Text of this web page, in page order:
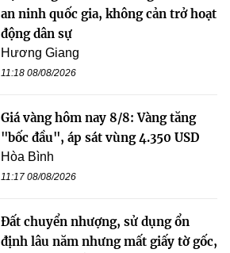
an ninh quốc gia, không cản trở hoạt
động dân sự
Hương Giang
11:18 08/08/2026
Giá vàng hôm nay 8/8: Vàng tăng
"bốc đầu", áp sát vùng 4.350 USD
Hòa Bình
11:17 08/08/2026
Đất chuyển nhượng, sử dụng ổn
định lâu năm nhưng mất giấy tờ gốc,